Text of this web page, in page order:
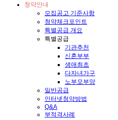
청약안내
모집공고 기준사항
청약체크포인트
특별공급 개요
특별공급
기관추천
신혼부부
생애최초
다자녀가구
노부모부양
일반공급
인터넷청약방법
Q&A
부적격사례